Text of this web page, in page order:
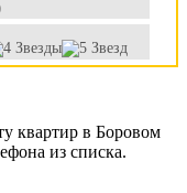
квартир в Боровом
из списка.